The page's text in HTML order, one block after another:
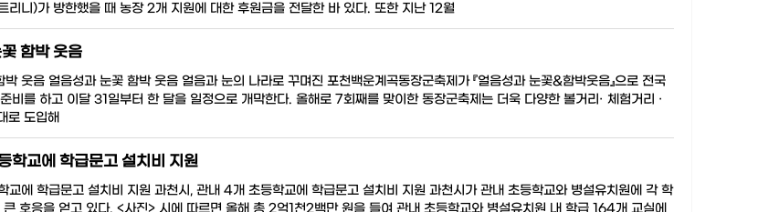
리니)가 방한했을 때 농장 2개 지원에 대한 후원금을 전달한 바 있다. 또한 지난 12월
함박 웃음
웃음 얼음성과 눈꽃 함박 웃음 얼음과 눈의 나라로 꾸며진 포천백운계곡동장군축제가 『얼음성과 눈꽃&함박웃음』으로 전국
비를 하고 이달 31일부터 한 달을 일정으로 개막한다. 올해로 7회째를 맞이한 동장군축제는 더욱 다양한 볼거리· 체험거리 ·
로 도입해
학교에 학급문고 설치비 지원
교에 학급문고 설치비 지원 과천시, 관내 4개 초등학교에 학급문고 설치비 지원 과천시가 관내 초등학교와 병설유치원에 각 학
호응을 얻고 있다. <사진> 시에 따르면 올해 총 2억1천2백만 원을 들여 관내 초등학교와 병설유치원 내 학급 164개 교실에